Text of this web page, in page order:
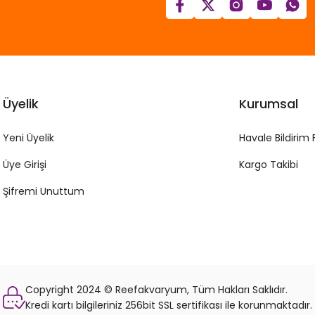
Üyelik
Yeni Üyelik
Üye Girişi
Şifremi Unuttum
Kurumsal
Havale Bildirim
Kargo Takibi
Copyright 2024 © Reefakvaryum, Tüm Hakları Saklıdır.
Kredi kartı bilgileriniz 256bit SSL sertifikası ile korunmaktadır.